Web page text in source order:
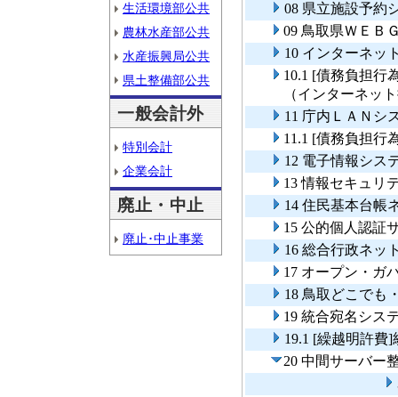
生活環境部公共
農林水産部公共
水産振興局公共
県土整備部公共
一般会計外
特別会計
企業会計
廃止・中止
廃止･中止事業
08 県立施設予約
09 鳥取県ＷＥＢ
10 インターネッ
10.1 [債務負担行
（インターネッ
11 庁内ＬＡＮシ
11.1 [債務負担行
12 電子情報シス
13 情報セキュリ
14 住民基本台帳
15 公的個人認証
16 総合行政ネッ
17 オープン・ガ
18 鳥取どこでも
19 統合宛名シス
19.1 [繰越明許費
20 中間サーバー